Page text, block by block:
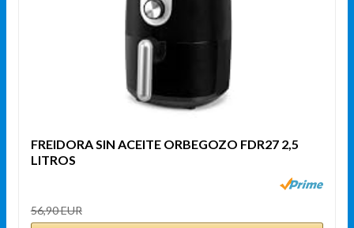
FREIDORA SIN ACEITE ORBEGOZO FDR27 2,5
LITROS
56,90 EUR